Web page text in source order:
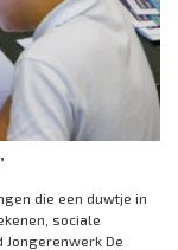
die een duwtje in
sociale
De